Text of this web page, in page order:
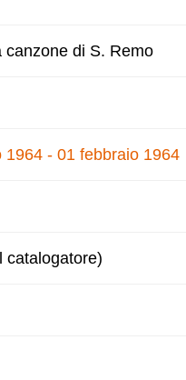
canzone di S. Remo
- 01 febbraio 1964
catalogatore)